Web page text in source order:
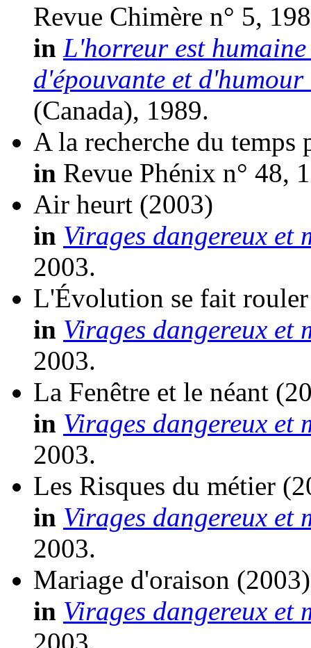
Revue Chimère n° 5,
in L'horreur est
d'épouvante et
(Canada), 1989.
A la recherche du temps
in Revue Phénix n° 48,
Air heurt (2003)
in Virages dangereux et
2003.
L'Évolution se fait rouler
in Virages dangereux et
2003.
La Fenêtre et le néant
in Virages dangereux et
2003.
Les Risques du métier
in Virages dangereux et
2003.
Mariage d'oraison (2003)
in Virages dangereux et
2003.